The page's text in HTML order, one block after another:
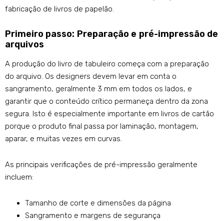
fabricação de livros de papelão.
Primeiro passo: Preparação e pré-impressão de
arquivos
A produção do livro de tabuleiro começa com a preparação
do arquivo. Os designers devem levar em conta o
sangramento, geralmente 3 mm em todos os lados, e
garantir que o conteúdo crítico permaneça dentro da zona
segura. Isto é especialmente importante em livros de cartão
porque o produto final passa por laminação, montagem,
aparar, e muitas vezes em curvas.
As principais verificações de pré-impressão geralmente
incluem:
Tamanho de corte e dimensões da página
Sangramento e margens de segurança